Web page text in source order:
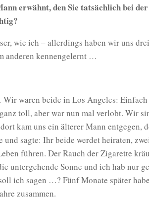
erwähnt, den Sie tatsächlich bei
wie ich – allerdings haben wir uns
anderen kennengelernt …
waren beide in Los Angeles: Einfach
toll, aber war nun mal verlobt. Wir
kam uns ein älterer Mann entgegen,
und sagte: Ihr beide werdet heiraten,
führen. Der Rauch der Zigarette
untergehende Sonne und ich hab nur
ich sagen …? Fünf Monate später
zusammen.